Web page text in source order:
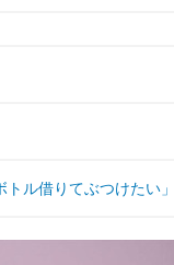
ル借りてぶつけたい」